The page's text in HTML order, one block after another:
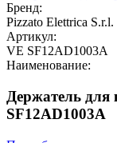
Бренд:
Pizzato Elettrica S.r.l.
Артикул:
VE SF12AD1003A
Наименование:
Держатель для
SF12AD1003A